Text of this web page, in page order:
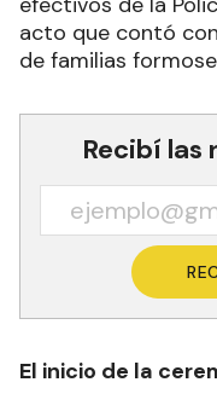
acto que contó
de familias
Recibí las
El inicio de la